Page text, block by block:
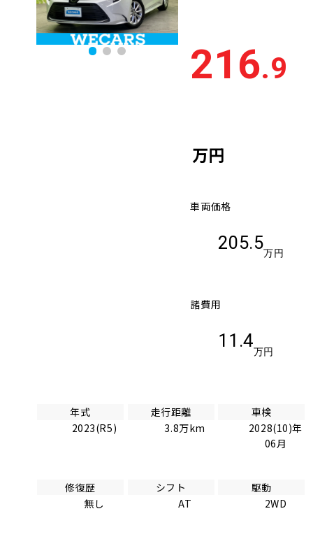
0120-733-500
走行距
離
少ない順
排気量 大きい順 小さ
216.9
万円
車両価格
205.5
万円
諸費用
11.4
万円
年式
2023(R5)
走行距離
3.8万km
車検
2028(10)年
06月
修復歴
無し
シフト
AT
駆動
2WD